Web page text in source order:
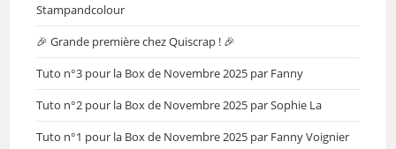
Stampandcolour
🎉 Grande première chez Quiscrap ! 🎉
Tuto n°3 pour la Box de Novembre 2025 par Fanny
Tuto n°2 pour la Box de Novembre 2025 par Sophie La
Tuto n°1 pour la Box de Novembre 2025 par Fanny Voignier